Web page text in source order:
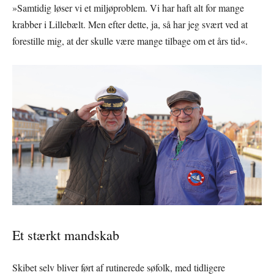
»Samtidig løser vi et miljøproblem. Vi har haft alt for mange
krabber i Lillebælt. Men efter dette, ja, så har jeg svært ved at
forestille mig, at der skulle være mange tilbage om et års tid«.
Et stærkt mandskab
Skibet selv bliver ført af rutinerede søfolk, med tidligere